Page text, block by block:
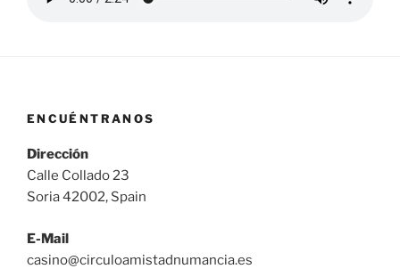
ENCUÉNTRANOS
Dirección
Calle Collado 23
Soria 42002, Spain
E-Mail
casino@circuloamistadnumancia.es